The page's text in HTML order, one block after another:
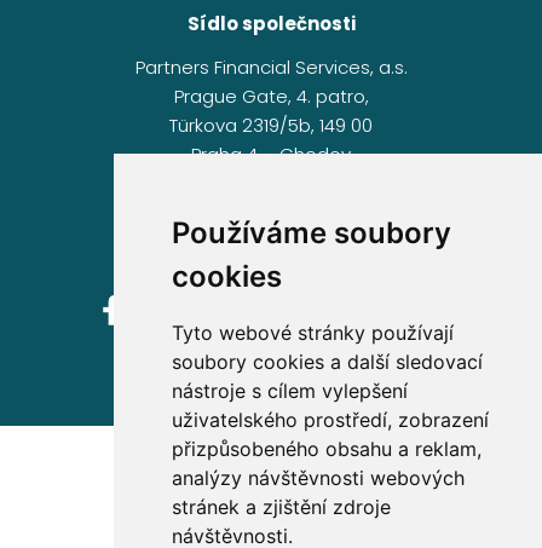
Používáme soubory
cookies
Tyto webové stránky používají
soubory cookies a další sledovací
nástroje s cílem vylepšení
uživatelského prostředí, zobrazení
přizpůsobeného obsahu a reklam,
analýzy návštěvnosti webových
stránek a zjištění zdroje
návštěvnosti.
Sídlo společnosti
Partners Financial Services, a.s.
Prague Gate, 4. patro,
Türkova 2319/5b, 149 00
Praha 4 – Chodov